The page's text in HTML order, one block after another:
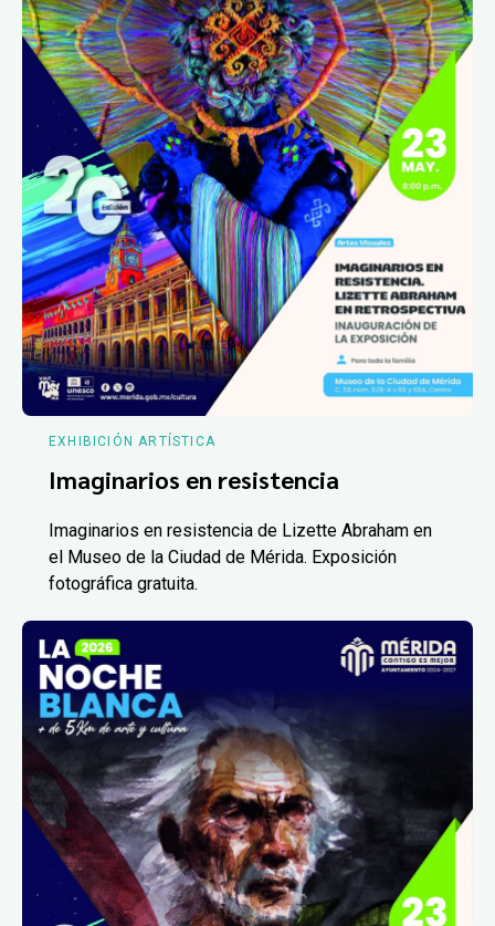
EXHIBICIÓN ARTÍSTICA
Imaginarios en resistencia
Imaginarios en resistencia de Lizette Abraham en
el Museo de la Ciudad de Mérida. Exposición
fotográfica gratuita.